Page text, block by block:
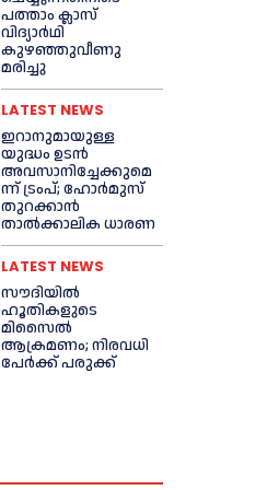
പത്താം ക്ലാസ്
വിദ്യാർഥി
കുഴഞ്ഞുവീണു
മരിച്ചു
LATEST NEWS
ഇറാനുമായുള്ള
യുദ്ധം ഉടൻ
അവസാനിച്ചേക്കുമെ
ന്ന് ട്രംപ്; ഹോർമുസ്
തുറക്കാൻ
താൽക്കാലിക ധാരണ
LATEST NEWS
സൗദിയിൽ
ഹൂതികളുടെ
മിസൈൽ
ആക്രമണം; നിരവധി
പേർക്ക് പരുക്ക്